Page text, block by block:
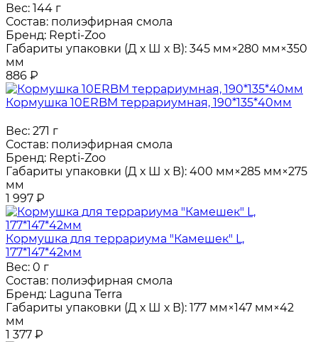
Вес: 144 г
Состав: полиэфирная смола
Бренд: Repti-Zoo
Габариты упаковки (Д х Ш х В): 345 мм×280 мм×350
мм
886 ₽
Кормушка 10ERBM террариумная, 190*135*40мм
Вес: 271 г
Состав: полиэфирная смола
Бренд: Repti-Zoo
Габариты упаковки (Д х Ш х В): 400 мм×285 мм×275
мм
1 997 ₽
Кормушка для террариума "Камешек" L,
177*147*42мм
Вес: 0 г
Состав: полиэфирная смола
Бренд: Laguna Terra
Габариты упаковки (Д х Ш х В): 177 мм×147 мм×42
мм
1 377 ₽